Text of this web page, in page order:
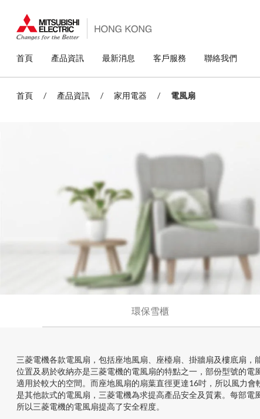
主
導
覽
首頁 產品資訊 最新消息 客戶服務 聯絡我們
首頁 / 產品資訊 / 家用電器 / 電風扇
環保雪櫃
三菱電機各款電風扇，包括座地風扇、座檯扇、掛牆扇及樓底扇
位置及易於收納亦是三菱電機的電風扇的特點之一，部份型號的
適用於較大的空間。而座地風扇的扇葉直徑更達16吋，所以風力
是其他款式的電風扇，三菱電機為求提高產品安全及質素。每部
所以三菱電機的電風扇提高了安全程度。